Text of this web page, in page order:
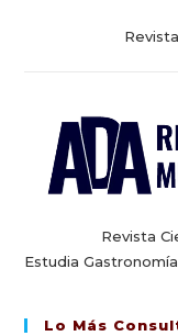
Revista
Estudia
Lo Más